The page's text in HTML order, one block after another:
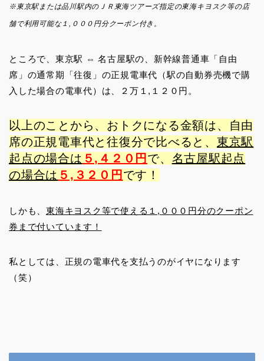
※東京駅または品川駅内のＪＲ東海ツアーズ指定の東海キヨスク等の店
舗で利用可能な１,０００円分クーポン付き。
ところで、東京駅 ⇔ 名古屋駅の、新幹線普通車「自由
席」の通常期「往復」の正規電車代（駅の自動券売機で購
入した場合の電車代）は、２万１,１２０円。
以上のことから、おトクになる金額は、自由
席の正規電車代と往復分で比べると、 東京駅
起点の場合は ５,４２０円 で、 名古屋駅起点
の場合は ５,３２０円 です！
しかも、東海キヨスク等で使える１,０００円分のクーポン
券まで付いています！
私としては、正規の電車代を支払うのがイヤになります
（笑）